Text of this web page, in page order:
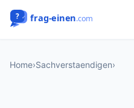
Home›Sachverstaendigen›